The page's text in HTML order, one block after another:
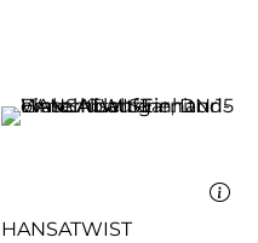
HANSATWIST